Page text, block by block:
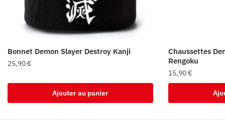
Bonnet Demon Slayer Destroy Kanji
25,90€
Ajouter au panier
Chaussettes
Rengoku
15,90€